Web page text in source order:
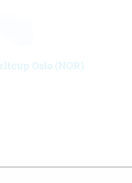
Oslo (NOR)